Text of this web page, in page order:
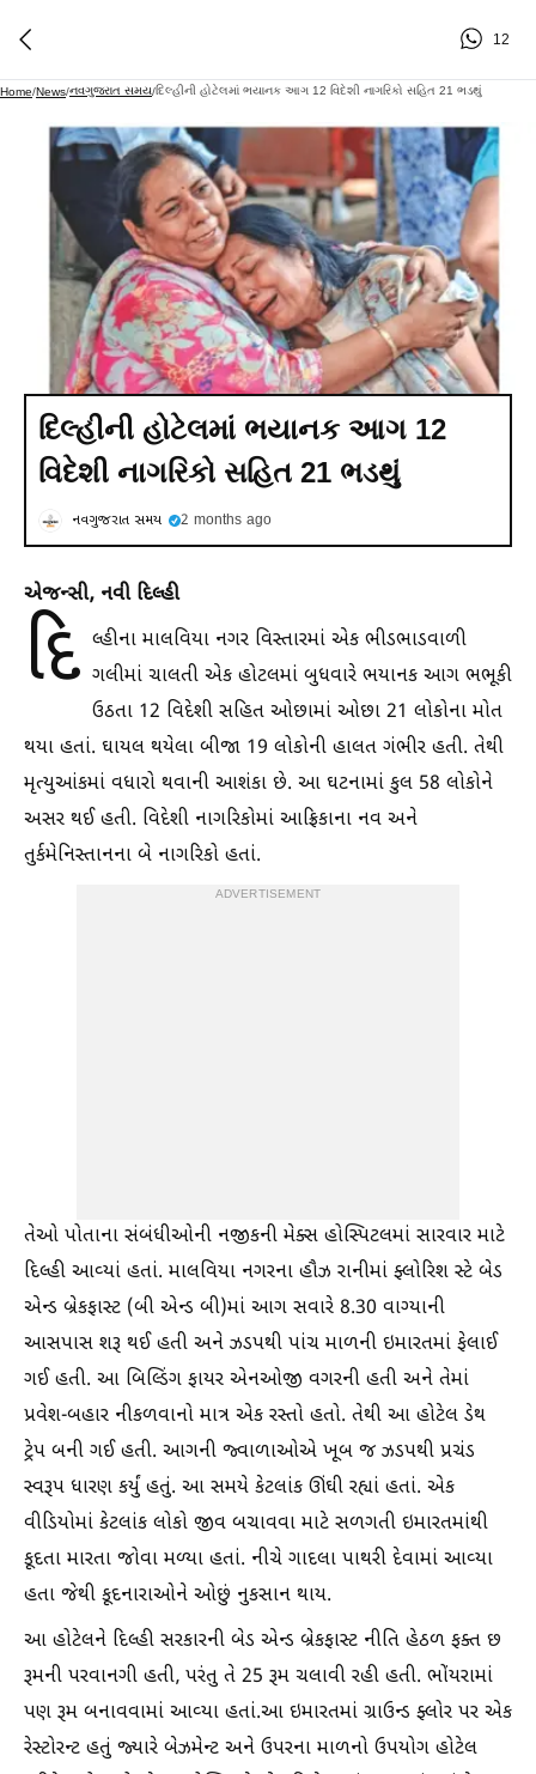
12
Home/News/નવગુજરાત સમય/દિલ્હીની હોટેલમાં ભયાનક આગ 12 વિદેશી નાગરિકો સહિત 21 ભડથું
દિલ્હીની હોટેલમાં ભયાનક આગ 12
વિદેશી નાગરિકો સહિત 21 ભડથું
નવગુજરાત સમય 2 months ago
એજન્સી, નવી દિલ્હી
દિ લ્હીના માલવિયા નગર વિસ્તારમાં એક ભીડભાડવાળી
ગલીમાં ચાલતી એક હોટલમાં બુધવારે ભયાનક આગ ભભૂકી
ઉઠતા 12 વિદેશી સહિત ઓછામાં ઓછા 21 લોકોના મોત
થયા હતાં. ઘાયલ થયેલા બીજા 19 લોકોની હાલત ગંભીર હતી. તેથી
મૃત્યુઆંકમાં વધારો થવાની આશંકા છે. આ ઘટનામાં કુલ 58 લોકોને
અસર થઈ હતી. વિદેશી નાગરિકોમાં આફ્રિકાના નવ અને
તુર્કમેનિસ્તાનના બે નાગરિકો હતાં.
ADVERTISEMENT
તેઓ પોતાના સંબંધીઓની નજીકની મેક્સ હોસ્પિટલમાં સારવાર માટે
દિલ્હી આવ્યાં હતાં. માલવિયા નગરના હૌઝ રાનીમાં ફ્લોરિશ સ્ટે બેડ
એન્ડ બ્રેકફાસ્ટ (બી એન્ડ બી)માં આગ સવારે 8.30 વાગ્યાની
આસપાસ શરૂ થઈ હતી અને ઝડપથી પાંચ માળની ઇમારતમાં ફેલાઈ
ગઈ હતી. આ બિલ્ડિંગ ફાયર એનઓજી વગરની હતી અને તેમાં
પ્રવેશ-બહાર નીકળવાનો માત્ર એક રસ્તો હતો. તેથી આ હોટેલ ડેથ
ટ્રેપ બની ગઈ હતી. આગની જ્વાળાઓએ ખૂબ જ ઝડપથી પ્રચંડ
સ્વરૂપ ધારણ કર્યું હતું. આ સમયે કેટલાંક ઊંઘી રહ્યાં હતાં. એક
વીડિયોમાં કેટલાંક લોકો જીવ બચાવવા માટે સળગતી ઇમારતમાંથી
કૂદતા મારતા જોવા મળ્યા હતાં. નીચે ગાદલા પાથરી દેવામાં આવ્યા
હતા જેથી કૂદનારાઓને ઓછું નુકસાન થાય.
આ હોટેલને દિલ્હી સરકારની બેડ એન્ડ બ્રેકફાસ્ટ નીતિ હેઠળ ફક્ત છ
રૂમની પરવાનગી હતી, પરંતુ તે 25 રૂમ ચલાવી રહી હતી. ભોંયરામાં
પણ રૂમ બનાવવામાં આવ્યા હતાં.આ ઇમારતમાં ગ્રાઉન્ડ ફ્લોર પર એક
રેસ્ટોરન્ટ હતું જ્યારે બેઝમેન્ટ અને ઉપરના માળનો ઉપયોગ હોટેલ